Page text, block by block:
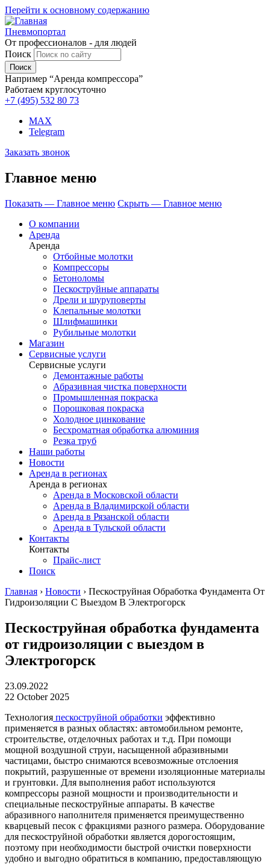
Перейти к основному содержанию
Пневмопортал
От профессионалов - для людей
Поиск
Например “Аренда компрессора”
Работаем круглосуточно
+7 (495) 532 80 73
MAX
Telegram
Заказать звонок
Главное меню
Показать — Главное меню Скрыть — Главное меню
О компании
Аренда
Аренда
Отбойные молотки
Компрессоры
Бетоноломы
Пескоструйные аппараты
Дрели и шуруповерты
Клепальные молотки
Шлифмашинки
Рубильные молотки
Магазин
Сервисные услуги
Сервисные услуги
Демонтажные работы
Абразивная чистка поверхности
Промышленная покраска
Порошковая покраска
Холодное цинкование
Бесхроматная обработка алюминия
Резка труб
Наши работы
Новости
Аренда в регионах
Аренда в регионах
Аренда в Московской области
Аренда в Владимирской области
Аренда в Рязанской области
Аренда в Тульской области
Контакты
Контакты
Прайс-лист
Поиск
Главная › Новости › Пескоструйная Обработка Фундамента От
Гидроизоляции С Выездом В Электрогорск
Пескоструйная обработка фундамента
от гидроизоляции с выездом в
Электрогорск
23.09.2022
22 October 2025
Технология пескоструйной обработки эффективно
применяется в разных областях: автомобильном ремонте,
строительстве, отделочных работах и т.д. При помощи
мощной воздушной струи, насыщенной абразивными
частицами, быстро снимаются всевозможные отслоения
покрытий, разрушенные от времени изоляционные материалы
и грунтовки. Для выполнения работ используются
компрессоры разной мощности и производительности и
специальные пескоструйные аппараты. В качестве
абразивного наполнителя применяется преимущественно
кварцевый песок с фракциями разного размера. Оборудование
для пескоструйной обработки является дорогостоящим,
поэтому при необходимости быстрой очистки поверхности
удобно и выгодно обратиться в компанию, предоставляющую